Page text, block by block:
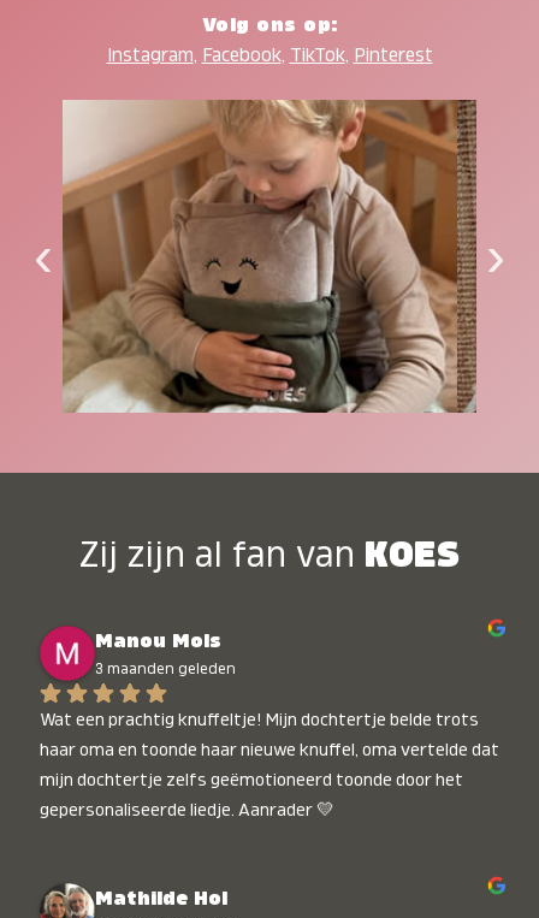
Volg ons op:
Instagram, Facebook, TikTok, Pinterest
‹ ›
Zij zijn al fan van KOES
Manou Mols
3 maanden geleden
Wat een prachtig knuffeltje! Mijn dochtertje belde trots
haar oma en toonde haar nieuwe knuffel, oma vertelde dat
mijn dochtertje zelfs geëmotioneerd toonde door het
gepersonaliseerde liedje. Aanrader 💛
Mathilde Hol